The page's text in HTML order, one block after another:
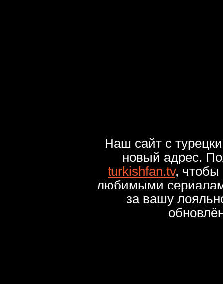
Наш сайт с
новый адрес.
turkishfan.tv, чтобы
любимыми
за вашу